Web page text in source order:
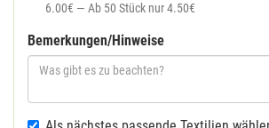
6.00€ — Ab 50 Stück nur 4.50€
Bemerkungen/Hinweise